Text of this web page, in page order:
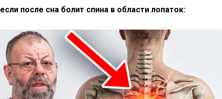
если после сна болит спина в области лопаток: